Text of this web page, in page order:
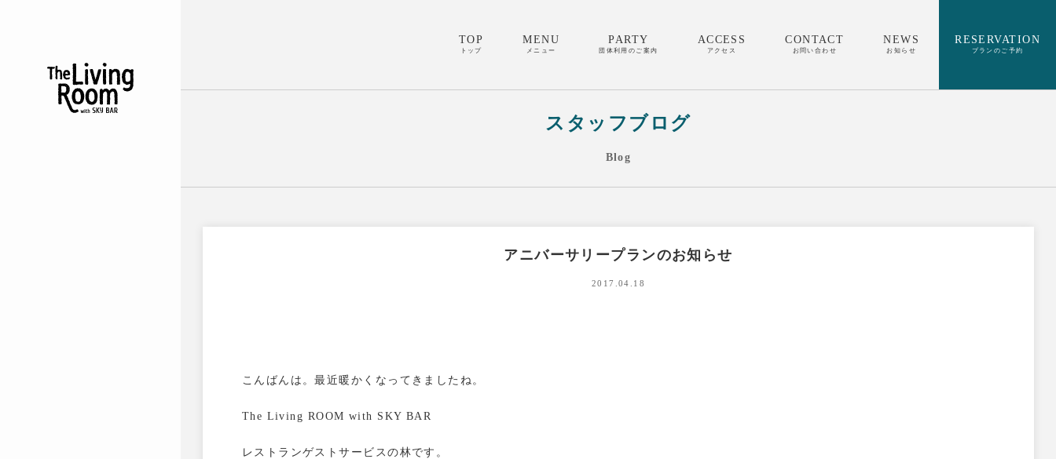
TOP
トップ
MENU
メニュー
PARTY
団体利用のご案内
ACCESS
アクセス
CONTACT
お問い合わせ
NEWS
お知らせ
RESERVATION
プランのご予約
スタッフブログ
Blog
アニバーサリープランのお知らせ
2017.04.18
こんばんは。最近暖かくなってきましたね。
The Living ROOM with SKY BAR
レストランゲストサービスの林です。